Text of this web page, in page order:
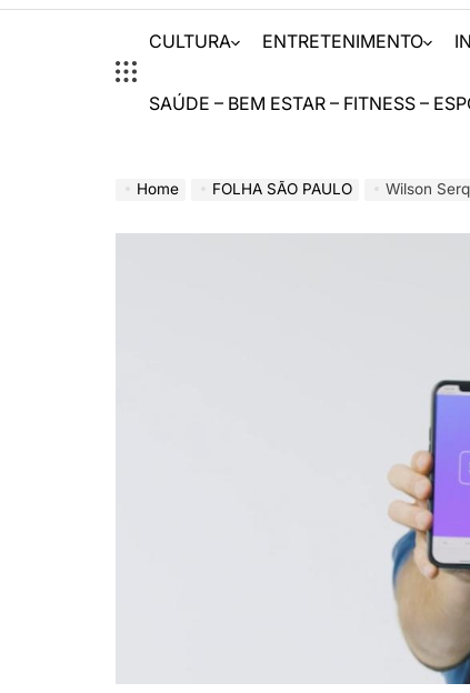
CULTURA ENTRETENIMENTO
SAÚDE – BEM ESTAR – FITNESS –
Home FOLHA SÃO PAULO Wilson Serqueira: